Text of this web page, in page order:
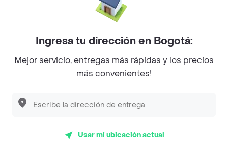
Categorías
Ingresa tu dirección en Bogotá:
Mejor servicio, entregas más rápidas y los precios
más convenientes!
Usar mi ubicación actual